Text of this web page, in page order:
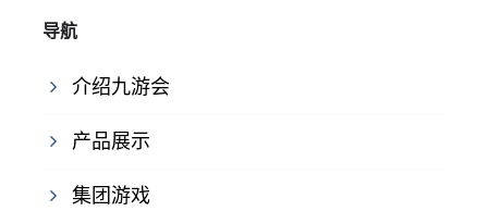
导航
介绍九游会
产品展示
集团游戏